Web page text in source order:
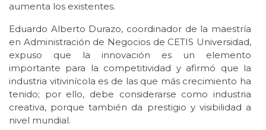
aumenta los existentes.
Eduardo Alberto Durazo, coordinador de la maestría
en Administración de Negocios de CETIS Universidad,
expuso que la innovación es un elemento
importante para la competitividad y afirmó que la
industria vitivinícola es de las que más crecimiento ha
tenido; por ello, debe considerarse como industria
creativa, porque también da prestigio y visibilidad a
nivel mundial.